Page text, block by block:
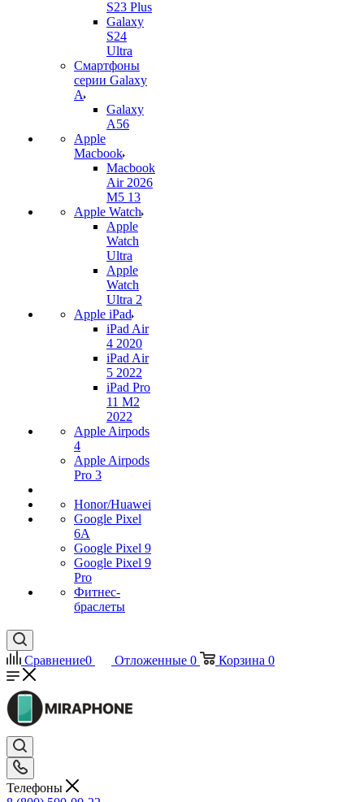
S23 Plus
Galaxy
S24
Ultra
Смартфоны
серии Galaxy
A
Galaxy
A56
Apple
Macbook
Macbook
Air 2026
M5 13
Apple Watch
Apple
Watch
Ultra
Apple
Watch
Ultra 2
Apple iPad
iPad Air
4 2020
iPad Air
5 2022
iPad Pro
11 M2
2022
Apple Airpods
4
Apple Airpods
Pro 3
Honor/Huawei
Google Pixel
6A
Google Pixel 9
Google Pixel 9
Pro
Фитнес-
браслеты
Сравнение0 Отложенные 0 Корзина 0
Телефоны